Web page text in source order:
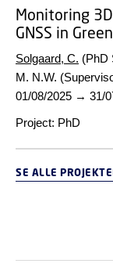
Monitoring
GNSS in
Solgaard, C. (PhD
M. N.W.
01/08/2025 → 31/
Project: PhD
SE ALLE